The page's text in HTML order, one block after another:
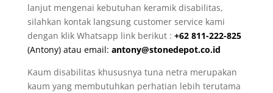
lanjut mengenai kebutuhan keramik disabilitas,
silahkan kontak langsung customer service kami
dengan klik Whatsapp link berikut : +62 811-222-825
(Antony) atau email: antony@stonedepot.co.id
Kaum disabilitas khususnya tuna netra merupakan
kaum yang membutuhkan perhatian lebih terutama